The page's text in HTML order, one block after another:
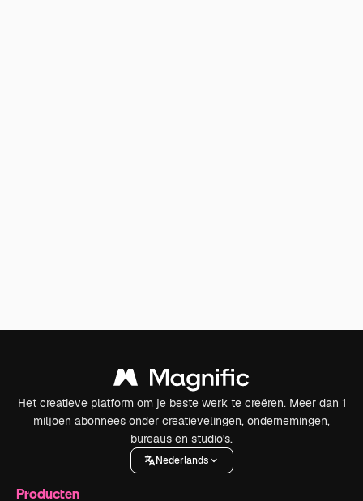
Het creatieve platform om je beste werk te creëren. Meer dan 1
miljoen abonnees onder creatievelingen, ondernemingen,
bureaus en studio's.
Nederlands
Producten